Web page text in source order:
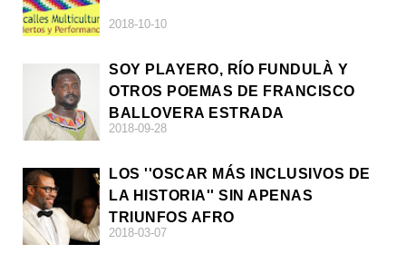
2018-10-10
SOY PLAYERO, RÍO FUNDULÀ Y
OTROS POEMAS DE FRANCISCO
BALLOVERA ESTRADA
2018-09-28
LOS ''OSCAR MÁS INCLUSIVOS DE
LA HISTORIA'' SIN APENAS
TRIUNFOS AFRO
2018-03-07